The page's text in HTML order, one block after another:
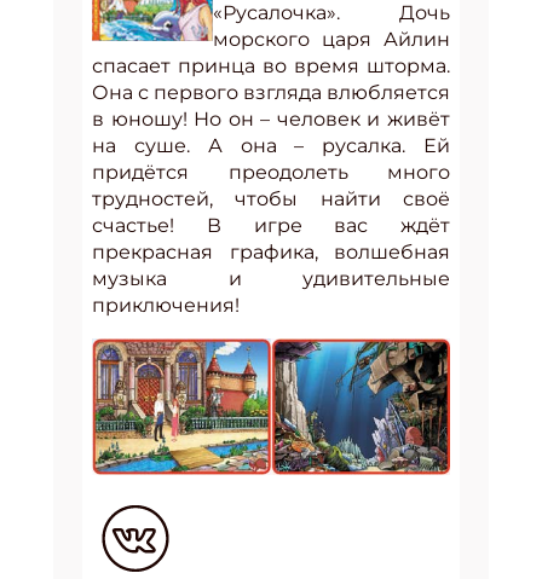
«Русалочка». Дочь
морского царя Айлин
спасает принца во время шторма.
Она с первого взгляда влюбляется
в юношу! Но он – человек и живёт
на суше. А она – русалка. Ей
придётся преодолеть много
трудностей, чтобы найти своё
счастье! В игре вас ждёт
прекрасная графика, волшебная
музыка и удивительные
приключения!